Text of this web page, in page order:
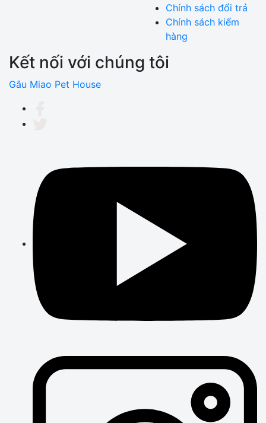
Chính sách đổi trả
Chính sách kiểm
hàng
Kết nối với chúng tôi
Gâu Miao Pet House